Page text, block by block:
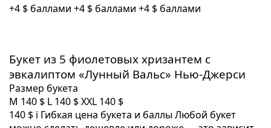
+4 $ баллами +4 $ баллами +4 $ баллами
Букет из 5 фиолетовых хризантем с
эвкалиптом «Лунный Вальс» Нью-Джерси
Размер букета
M 140 $ L 140 $XXL 140 $
140 $ i Гибкая цена букета и баллыЛюбой букет